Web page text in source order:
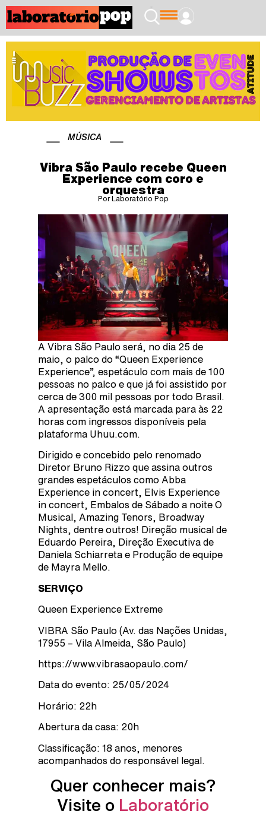
MÚSICA
Vibra São Paulo recebe Queen
Experience com coro e
orquestra
Por Laboratório Pop
A Vibra São Paulo será, no dia 25 de
maio, o palco do “Queen Experience
Experience”, espetáculo com mais de 100
pessoas no palco e que já foi assistido por
cerca de 300 mil pessoas por todo Brasil.
A apresentação está marcada para às 22
horas com ingressos disponíveis pela
plataforma Uhuu.com.
Dirigido e concebido pelo renomado
Diretor Bruno Rizzo que assina outros
grandes espetáculos como Abba
Experience in concert, Elvis Experience
in concert, Embalos de Sábado a noite O
Musical, Amazing Tenors, Broadway
Nights, dentre outros! Direção musical de
Eduardo Pereira, Direção Executiva de
Daniela Schiarreta e Produção de equipe
de Mayra Mello.
SERVIÇO
Queen Experience Extreme
VIBRA São Paulo (Av. das Nações Unidas,
17955 – Vila Almeida, São Paulo)
https://www.vibrasaopaulo.com/
Data do evento: 25/05/2024
Horário: 22h
Abertura da casa: 20h
Classificação: 18 anos, menores
acompanhados do responsável legal.
Quer conhecer mais?
Visite o Laboratório